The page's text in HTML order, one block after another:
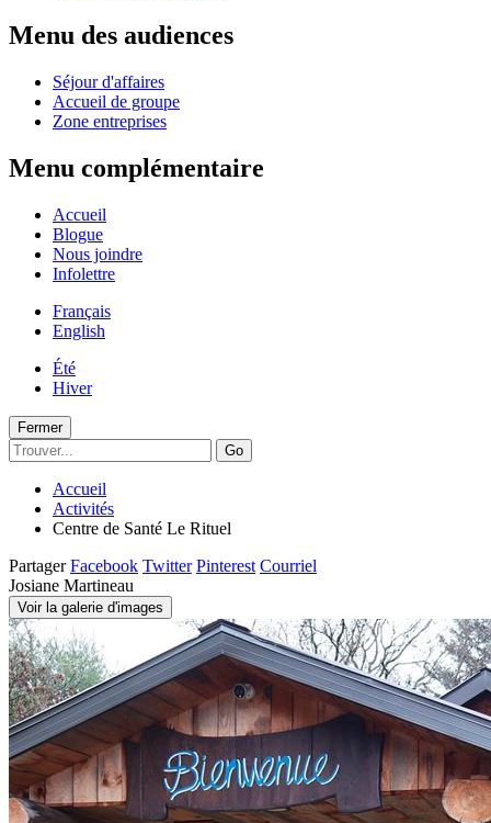
Menu des audiences
Séjour d'affaires
Accueil de groupe
Zone entreprises
Menu complémentaire
Accueil
Blogue
Nous joindre
Infolettre
Français
English
Été
Hiver
Fermer
Go
Accueil
Activités
Centre de Santé Le Rituel
Partager Facebook Twitter Pinterest Courriel
Josiane Martineau
Voir la galerie d'images